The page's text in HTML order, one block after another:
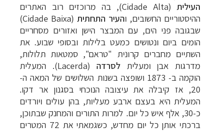
העילית (
Cidade Alta), בה מרוכזים רוב האתרים
ההיסטוריים החשובים, והעיר התחתית (
Cidade Baixa
)
שבגובה פני הים, עם המבצר הישן ואזורים מסחריים
הומים ביום ונטושים כמעט בלילות ובסופי שבוע. את
השתיים מחברים קרונית "טראם", סמטאות תלולות,
מדרגות אבן ומעלית לסרדה (
Lacerda). המעלית
הוקמה ב- 1873 ושופצה בשנות השלושים של המאה ה-
20, אז קיבלה את עיצובה הנוכחי בסגנון אר דקו.
המעלית היא בעצם ארבע מעליות, בהן עולים ויורדים
כ-30, אלף איש כל יום. למרות התורים והמחנק שבתוכן,
ברכתי אותן כל יום מחדש, כשגמאתי את 72 המטרים